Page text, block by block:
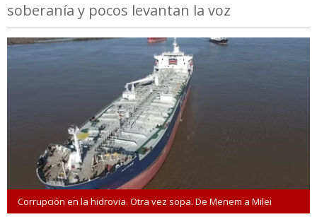
soberanía y pocos levantan la voz
Corrupción en la hidrovia. Otra vez sopa. De Menem a Milei